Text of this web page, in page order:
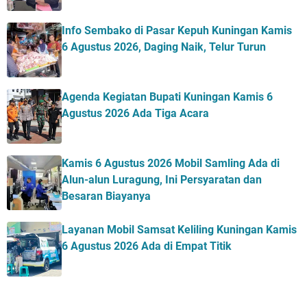
Info Sembako di Pasar Kepuh Kuningan Kamis
6 Agustus 2026, Daging Naik, Telur Turun
Agenda Kegiatan Bupati Kuningan Kamis 6
Agustus 2026 Ada Tiga Acara
Kamis 6 Agustus 2026 Mobil Samling Ada di
Alun-alun Luragung, Ini Persyaratan dan
Besaran Biayanya
Layanan Mobil Samsat Keliling Kuningan Kamis
6 Agustus 2026 Ada di Empat Titik